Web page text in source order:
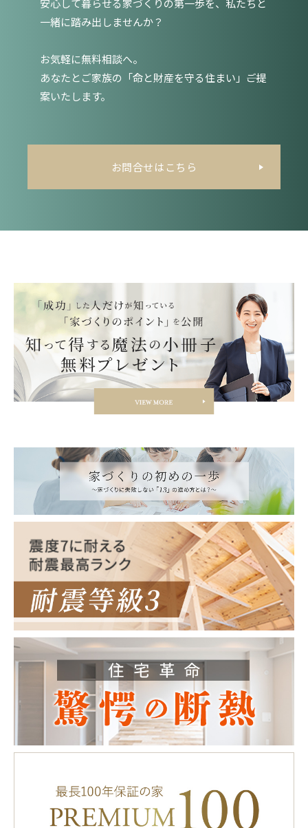
安心して暮らせる家づくりの第一歩を、私たちと
一緒に踏み出しませんか？
お気軽に無料相談へ。
あなたとご家族の「命と財産を守る住まい」――ご提
案いたします。
お問合せはこちら